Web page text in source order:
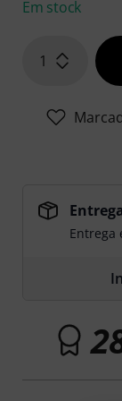
Em stock
1
Entrega